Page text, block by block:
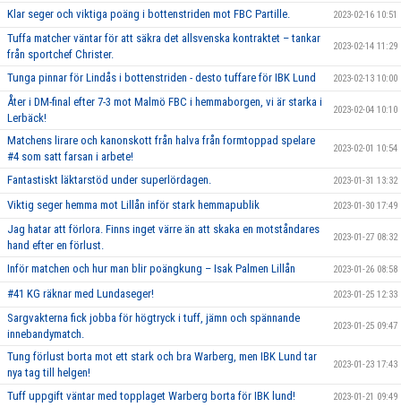
Klar seger och viktiga poäng i bottenstriden mot FBC Partille. 2023-02-16 10:51
Tuffa matcher väntar för att säkra det allsvenska kontraktet – tankar
från sportchef Christer.
2023-02-14 11:29
Tunga pinnar för Lindås i bottenstriden - desto tuffare för IBK Lund 2023-02-13 10:00
Åter i DM-final efter 7-3 mot Malmö FBC i hemmaborgen, vi är starka i
Lerbäck!
2023-02-04 10:10
Matchens lirare och kanonskott från halva från formtoppad spelare
#4 som satt farsan i arbete!
2023-02-01 10:54
Fantastiskt läktarstöd under superlördagen. 2023-01-31 13:32
Viktig seger hemma mot Lillån inför stark hemmapublik 2023-01-30 17:49
Jag hatar att förlora. Finns inget värre än att skaka en motståndares
hand efter en förlust.
2023-01-27 08:32
Inför matchen och hur man blir poängkung – Isak Palmen Lillån 2023-01-26 08:58
#41 KG räknar med Lundaseger! 2023-01-25 12:33
Sargvakterna fick jobba för högtryck i tuff, jämn och spännande
innebandymatch.
2023-01-25 09:47
Tung förlust borta mot ett stark och bra Warberg, men IBK Lund tar
nya tag till helgen!
2023-01-23 17:43
Tuff uppgift väntar med topplaget Warberg borta för IBK lund! 2023-01-21 09:49